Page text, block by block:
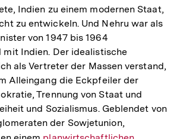
Indien zu einem modernen Staat,
zu entwickeln. Und Nehru war als
von 1947 bis 1964
Indien. Der idealistische
als Vertreter der Massen verstand,
Alleingang die Eckpfeiler der
Trennung von Staat und
und Sozialismus. Geblendet von
der Sowjetunion,